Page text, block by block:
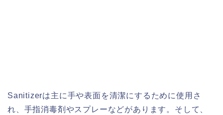
Sanitizerは主に手や表面を清潔にするために使用さ
れ、手指消毒剤やスプレーなどがあります。そして、